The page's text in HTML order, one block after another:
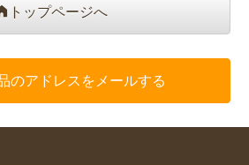
トップページへ
のアドレスをメールする